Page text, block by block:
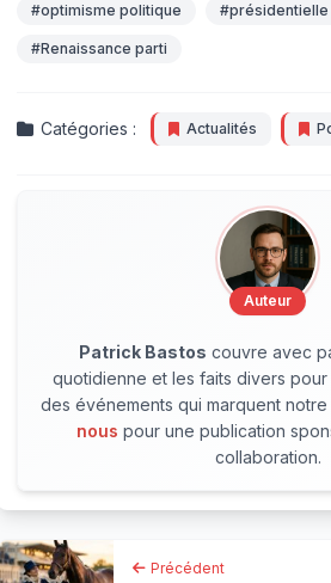
#optimisme politique
#Renaissance parti
Catégories : Actualités
Auteur
Patrick Bastos couvre avec
quotidienne et les faits divers
des événements qui marquent
nous pour une publication
collaboration.
Précédent